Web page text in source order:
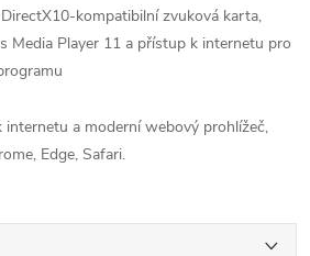
DirectX10-kompatibilní zvuková karta,
Media Player 11 a přístup k internetu pro
internetu a moderní webový prohlížeč,
Edge, Safari.